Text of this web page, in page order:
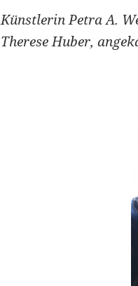
Künstlerin Petra A.
Therese Huber,